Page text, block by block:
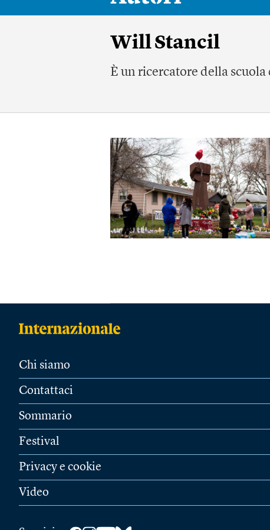
Will Stancil
È un ricercatore della
Chi siamo
Contattaci
Sommario
Festival
Privacy e cookie
Video